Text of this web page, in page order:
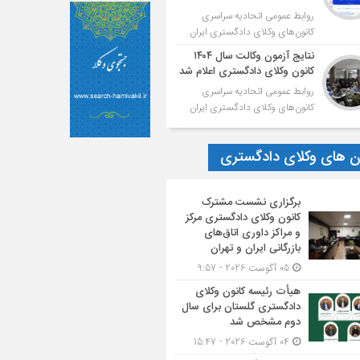
روابط عمومی اتحادیه سراسری
کانون‌های وکلای دادگستری ایران
نتایج آزمون وکالت سال ۱۴۰۴
کانون وکلای دادگستری اعلام شد
روابط عمومی اتحادیه سراسری
کانون‌های وکلای دادگستری ایران
های وکلای دادگستری
برگزاری نشست مشترک
کانون وکلای دادگستری مرکز
و مراکز داوری اتاق‌های
بازرگانی ایران و تهران
هیأت ‌رئیسه کانون وکلای
دادگستری گلستان برای سال
دوم مشخص شد